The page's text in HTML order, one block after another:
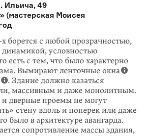
Ильича, 49
(мастерская Моисея
борется с любой прозрачностью,
дина­микой, условностью
есть с тем, что было характерно
Вымирают ленточные окна
. Зда­ние должно казаться
массивным и даже монолитным.
дверные проемы не могут
стену вдоль и поперек или даже
было в архитектуре авангарда.
сопротивление массы здания,